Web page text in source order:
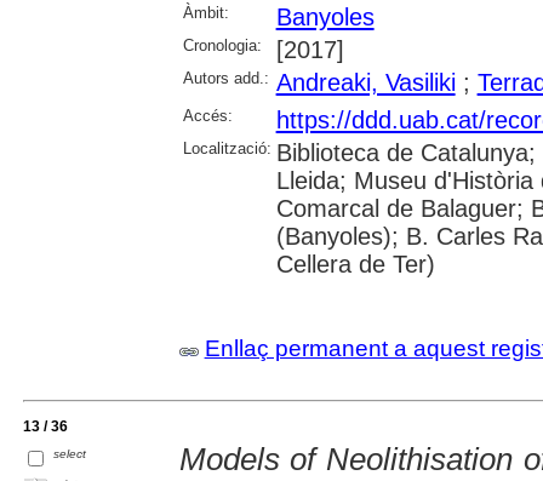
Àmbit: Banyoles
Cronologia: [2017]
Autors add.: Andreaki, Vasiliki;
Accés: https://ddd.uab.cat/
Localització: Biblioteca de
Lleida; Museu
Comarcal de Balaguer;
(Banyoles); B. Carles
Cellera de Ter)
Enllaç permanent a aquest
13 / 36
select Models of Neolithisation